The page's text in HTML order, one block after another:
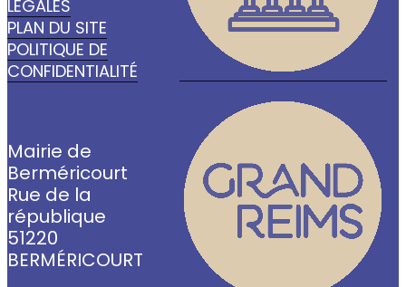
LÉGALES
PLAN DU SITE
POLITIQUE DE
CONFIDENTIALITÉ
Mairie de
Berméricourt
Rue de la
république
51220
BERMÉRICOURT